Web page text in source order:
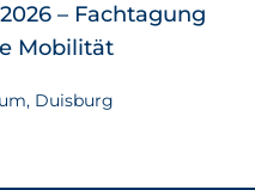
– Fachtagung
Mobilität
Duisburg